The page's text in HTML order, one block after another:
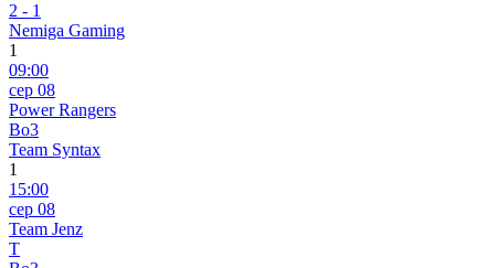
2 - 1
Nemiga Gaming
1
09:00
сер 08
Power Rangers
Bo3
Team Syntax
1
15:00
сер 08
Team Jenz
T